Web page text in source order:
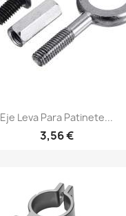
Eje Leva Para Patinete...
3,56 €